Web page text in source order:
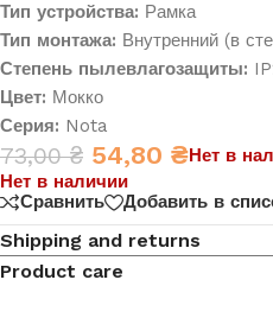
Тип устройства: Рамка
Тип монтажа: Внутренний (в
Степень пылевлагозащиты:
Цвет: Мокко
Серия: Nota
73,00₴ 54,80 ₴Нет в
Нет в наличии
Сравнить
Добавить в
Shipping and returns
Product care